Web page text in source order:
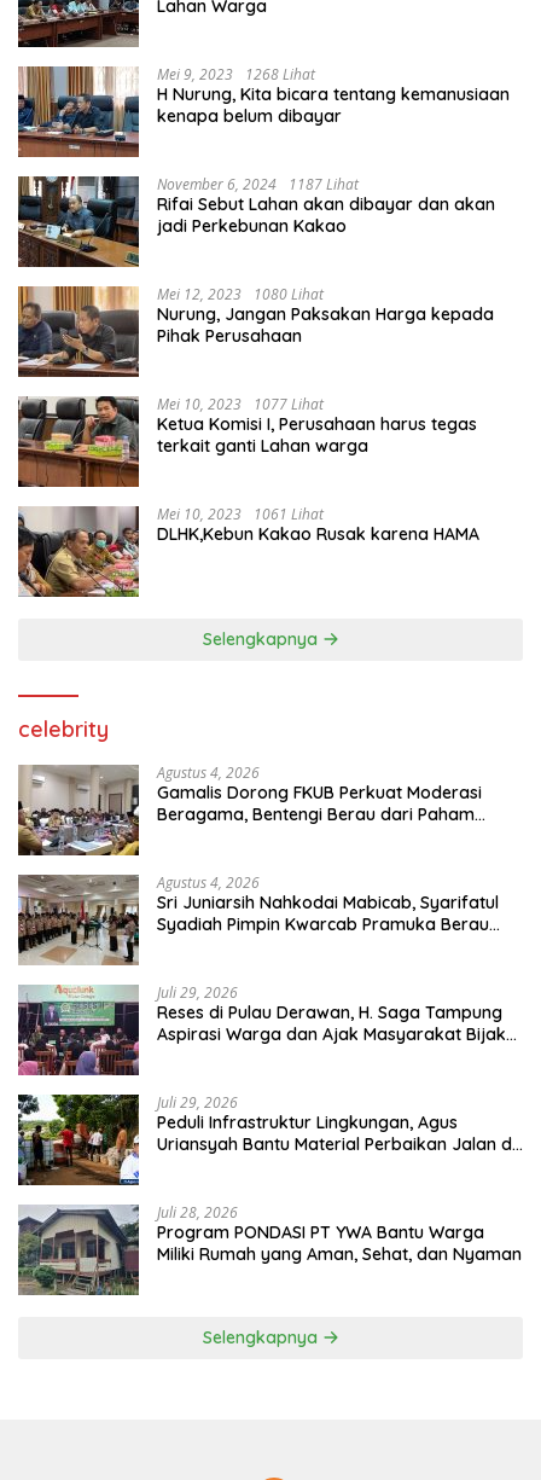
Lahan Warga
Mei 9, 2023 1268 Lihat
H Nurung, Kita bicara tentang kemanusiaan
kenapa belum dibayar
November 6, 2024 1187 Lihat
Rifai Sebut Lahan akan dibayar dan akan
jadi Perkebunan Kakao
Mei 12, 2023 1080 Lihat
Nurung, Jangan Paksakan Harga kepada
Pihak Perusahaan
Mei 10, 2023 1077 Lihat
Ketua Komisi I, Perusahaan harus tegas
terkait ganti Lahan warga
Mei 10, 2023 1061 Lihat
DLHK,Kebun Kakao Rusak karena HAMA
Selengkapnya
celebrity
Agustus 4, 2026
Gamalis Dorong FKUB Perkuat Moderasi
Beragama, Bentengi Berau dari Paham
Agustus 4, 2026
Sri Juniarsih Nahkodai Mabicab, Syarifatul
Syadiah Pimpin Kwarcab Pramuka Berau
Juli 29, 2026
Reses di Pulau Derawan, H. Saga Tampung
Aspirasi Warga dan Ajak Masyarakat Bijak
Juli 29, 2026
Peduli Infrastruktur Lingkungan, Agus
Uriansyah Bantu Material Perbaikan Jalan di
Juli 28, 2026
Program PONDASI PT YWA Bantu Warga
Miliki Rumah yang Aman, Sehat, dan Nyaman
Selengkapnya